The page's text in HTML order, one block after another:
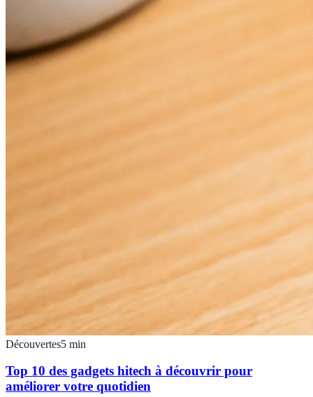
Découvertes5 min
Top 10 des gadgets hitech à découvrir pour
améliorer votre quotidien